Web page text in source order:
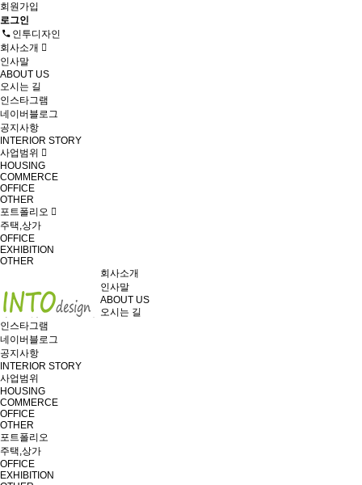
회원가입
로그인
인투디자인
회사소개
인사말
ABOUT US
오시는 길
인스타그램
네이버블로그
공지사항
INTERIOR STORY
사업범위
HOUSING
COMMERCE
OFFICE
OTHER
포트폴리오
주택,상가
OFFICE
EXHIBITION
OTHER
회사소개
인사말
ABOUT US
오시는 길
인스타그램
네이버블로그
공지사항
INTERIOR STORY
사업범위
HOUSING
COMMERCE
OFFICE
OTHER
포트폴리오
주택,상가
OFFICE
EXHIBITION